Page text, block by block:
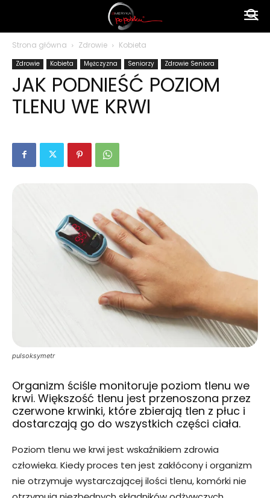
Strona główna Zdrowie Kobieta
Zdrowie Kobieta Mężczyzna Seniorzy Zdrowie Seniora
JAK PODNIEŚĆ POZIOM
TLENU WE KRWI
pulsoksymetr
Organizm ściśle monitoruje poziom tlenu we
krwi. Większość tlenu jest przenoszona przez
czerwone krwinki, które zbierają tlen z płuc i
dostarczają go do wszystkich części ciała.
Poziom tlenu we krwi jest wskaźnikiem zdrowia
człowieka. Kiedy proces ten jest zakłócony i organizm
nie otrzymuje wystarczającej ilości tlenu, komórki nie